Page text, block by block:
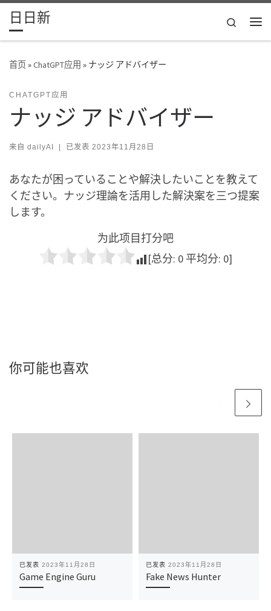
Skip to content
日日新
Search
首页»ChatGPT应用 » ナッジ アドバイザー
CHATGPT应用
ナッジ アドバイザー
来自 dailyAI | 已发表 2023年11月28日
あなたが困っていることや解決したいことを教えて
ください。ナッジ理論を活用した解決案を三つ提案
します。
为此项目打分吧
[总分: 0 平均分: 0]
你可能也喜欢
已发表 2023年11月28日
Game Engine Guru
已发表 2023年11月28日
Fake News Hunter